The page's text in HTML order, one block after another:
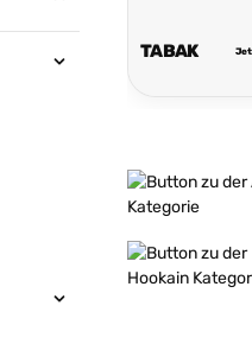
TABAK
Mehr erfahren
Mehr erfahren